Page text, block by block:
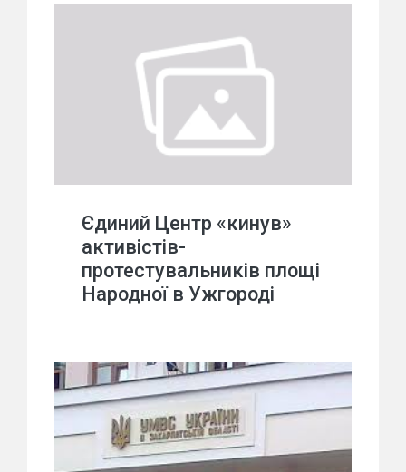
Єдиний Центр «кинув»
активістів-
протестувальників площі
Народної в Ужгороді